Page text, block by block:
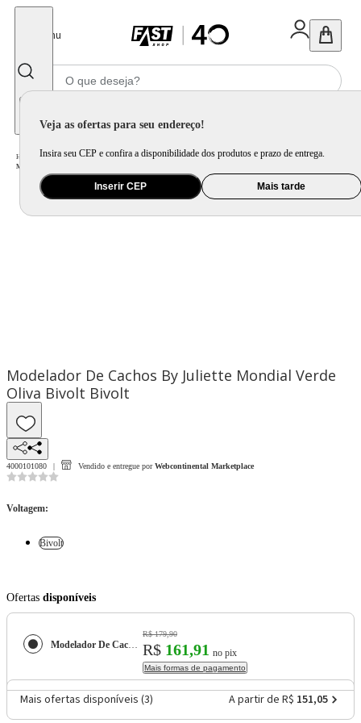
Menu
Veja as ofertas para seu endereço!
Insira seu CEP e confira a disponibilidade dos produtos e prazo de entrega.
Inserir CEP Mais tarde
Home Saúde e Beleza / Cuidado Pessoal / Modelador de Cachos /
Modelador De Cachos By Juliette Mondial Verde Oliva Bivolt
Modelador De Cachos By Juliette Mondial Verde
Oliva Bivolt Bivolt
4000101080 Vendido e entregue por Webcontinental Marketplace
Voltagem:
Bivolt
Ofertas disponíveis
Modelador De Cachos By Juliette Mondial Verde Oliva Bivolt
R$ 179,90
R$ 161,91 no pix
Mais formas de pagamento
Mais ofertas disponíveis (3) A partir de R$ 151,05